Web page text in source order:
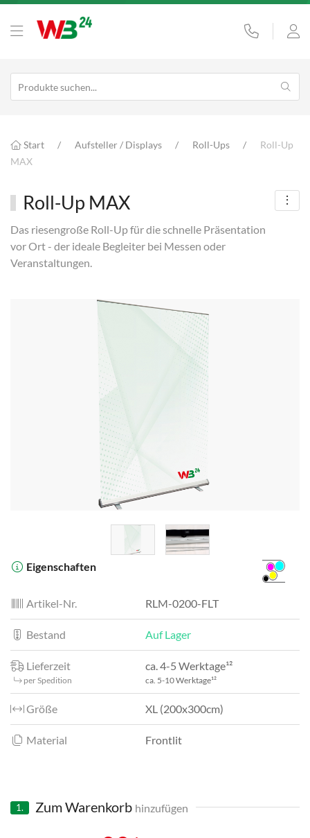
Start Aufsteller / Displays Roll-Ups
Roll-Up
MAX
Roll-Up MAX
Das riesengroße Roll-Up für die schnelle Präsentation
vor Ort - der ideale Begleiter bei Messen oder
Veranstaltungen.
Eigenschaften
Artikel-Nr. RLM-0200-FLT
Bestand Auf Lager
Lieferzeit
per Spedition
ca. 4-5 Werktage¹²
ca. 5-10 Werktage¹²
Größe XL (200x300cm)
Material Frontlit
1. Zum Warenkorb hinzufügen